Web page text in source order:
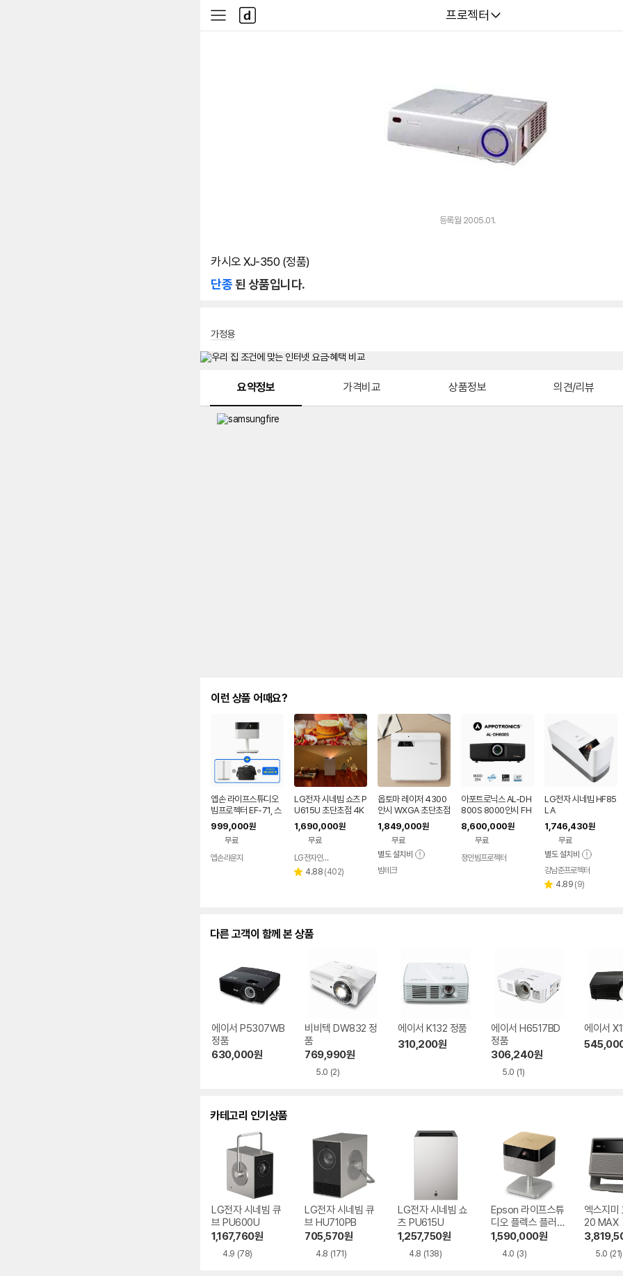
다나와
프로젝터
사
이
다
나
와
등록월 2005.01.
카시오 XJ-350 (정품)
단종된 상품입니다.
가정용
요약정보 가격비교 상품정보 의견/리뷰
이런 상품 어때요?
엡손 라이프스튜디오
빔프로젝터 EF-71, 스
탠드, 가방, APP 10만
원 쿠폰 증정
999,000원
무료
엡손라운지
LG전자 시네빔 쇼츠 P
U615U 초단초점 4K
빔프로젝터
1,690,000원
무료
페이
LG전자인증점 e좋은세상
별 4.88 리
(402)
옵토마 레이저 4300
안시 WXGA 초단초점
빔프로젝터 강의용 학
원 강의실 카페 업소용
1,849,000원
무료
별도 설치비
빔테크
아포트로닉스 AL-DH
800S 8000안시 FH
D DLP 레이저빔프로
젝터 회의용 강당용
8,600,000원
무료
정인빔프로젝터
LG전자 시네빔 HF85
LA
1,746,430원
무료
별도 설치비
강남준프로젝터
별 4.89 리
(9)
다른 고객이 함께 본 상품
에이서 P5307WB
정품
630,000원
비비텍 DW832 정
품
769,990원
5.0 (2)
에이서 K132 정품
310,200원
에이서 H6517BD
정품
306,240원
5.0 (1)
에이서
카테고리 인기상품
LG전자 시네빔 큐
브 PU600U
1,167,760원
4.9 (78)
LG전자 시네빔 큐
브 HU710PB
705,570원
4.8 (171)
LG전자 시네빔 쇼
츠 PU615U
1,257,750원
4.8 (138)
Epson 라이프스튜
디오 플렉스 플러스
EF-72
1,590,000원
4.0 (3)
엑스지미
20 MAX
5.0 (21)